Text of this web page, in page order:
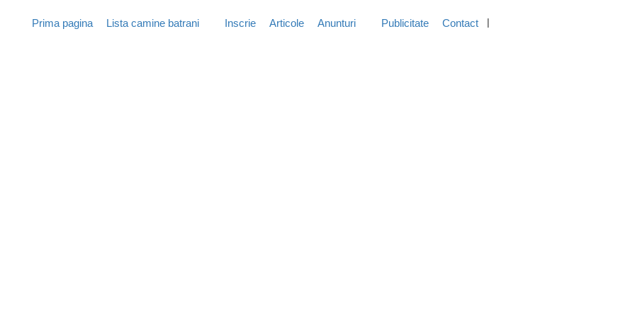
Prima pagina Lista camine batrani Inscrie Articole Anunturi Publicitate Contact